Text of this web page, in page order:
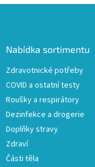
Nabídka sortimentu
Zdravotnické potřeby
COVID a ostatní testy
Roušky a respirátory
Dezinfekce a drogerie
Doplňky stravy
Zdraví
Části těla